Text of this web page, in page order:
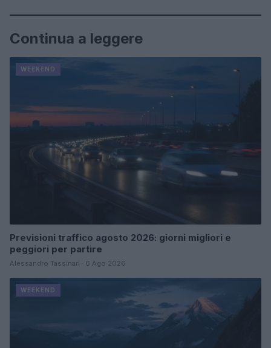
Continua a leggere
WEEKEND
Previsioni traffico agosto 2026: giorni migliori e
peggiori per partire
Alessandro Tassinari · 6 Ago 2026
WEEKEND